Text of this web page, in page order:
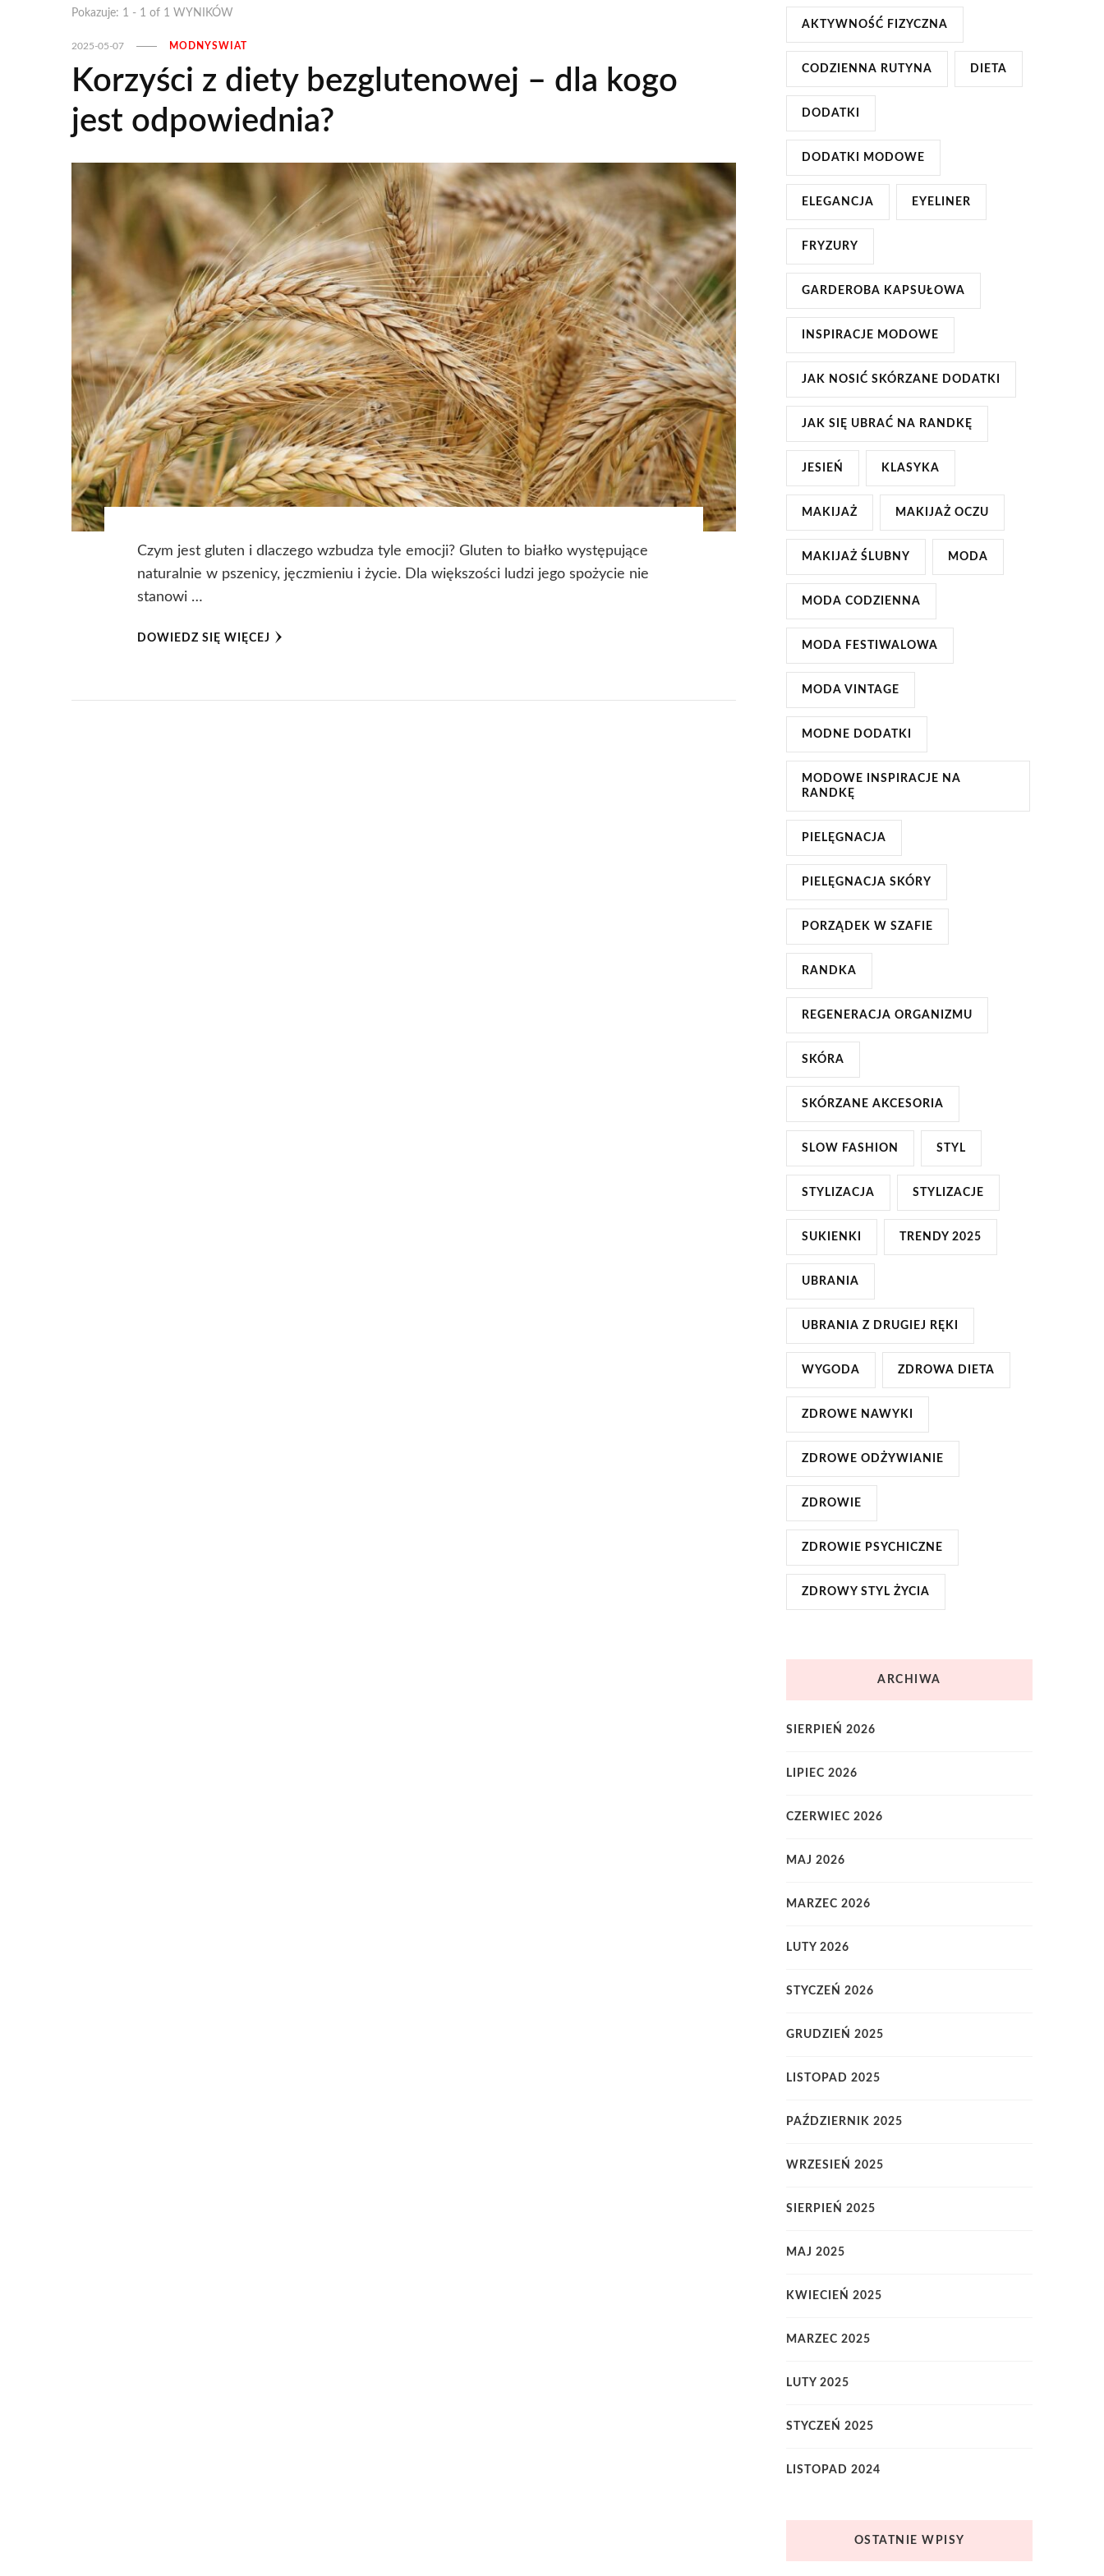
Pokazuje: 1 - 1 of 1 WYNIKÓW
2025-05-07 MODNYSWIAT
Korzyści z diety bezglutenowej – dla kogo
jest odpowiednia?
Czym jest gluten i dlaczego wzbudza tyle emocji? Gluten to białko występujące
naturalnie w pszenicy, jęczmieniu i życie. Dla większości ludzi jego spożycie nie
stanowi …
DOWIEDZ SIĘ WIĘCEJ
AKTYWNOŚĆ FIZYCZNA
CODZIENNA RUTYNA DIETA
DODATKI
DODATKI MODOWE
ELEGANCJA EYELINER
FRYZURY
GARDEROBA KAPSUŁOWA
INSPIRACJE MODOWE
JAK NOSIĆ SKÓRZANE DODATKI
JAK SIĘ UBRAĆ NA RANDKĘ
JESIEŃ KLASYKA
MAKIJAŻ MAKIJAŻ OCZU
MAKIJAŻ ŚLUBNY MODA
MODA CODZIENNA
MODA FESTIWALOWA
MODA VINTAGE
MODNE DODATKI
MODOWE INSPIRACJE NA
RANDKĘ
PIELĘGNACJA
PIELĘGNACJA SKÓRY
PORZĄDEK W SZAFIE
RANDKA
REGENERACJA ORGANIZMU
SKÓRA
SKÓRZANE AKCESORIA
SLOW FASHION STYL
STYLIZACJA STYLIZACJE
SUKIENKI TRENDY 2025
UBRANIA
UBRANIA Z DRUGIEJ RĘKI
WYGODA ZDROWA DIETA
ZDROWE NAWYKI
ZDROWE ODŻYWIANIE
ZDROWIE
ZDROWIE PSYCHICZNE
ZDROWY STYL ŻYCIA
ARCHIWA
SIERPIEŃ 2026
LIPIEC 2026
CZERWIEC 2026
MAJ 2026
MARZEC 2026
LUTY 2026
STYCZEŃ 2026
GRUDZIEŃ 2025
LISTOPAD 2025
PAŹDZIERNIK 2025
WRZESIEŃ 2025
SIERPIEŃ 2025
MAJ 2025
KWIECIEŃ 2025
MARZEC 2025
LUTY 2025
STYCZEŃ 2025
LISTOPAD 2024
OSTATNIE WPISY